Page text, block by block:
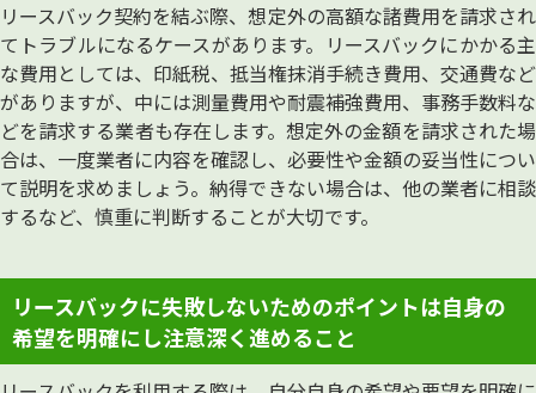
リースバック契約を結ぶ際、想定外の高額な諸費用を請求され
てトラブルになるケースがあります。リースバックにかかる主
な費用としては、印紙税、抵当権抹消手続き費用、交通費など
がありますが、中には測量費用や耐震補強費用、事務手数料な
どを請求する業者も存在します。想定外の金額を請求された場
合は、一度業者に内容を確認し、必要性や金額の妥当性につい
て説明を求めましょう。納得できない場合は、他の業者に相談
するなど、慎重に判断することが大切です。
リースバックに失敗しないためのポイントは自身の
希望を明確にし注意深く進めること